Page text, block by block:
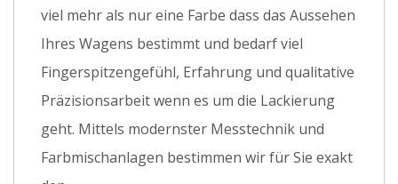
viel mehr als nur eine Farbe dass das Aussehen
Ihres Wagens bestimmt und bedarf viel
Fingerspitzengefühl, Erfahrung und qualitative
Präzisionsarbeit wenn es um die Lackierung
geht. Mittels modernster Messtechnik und
Farbmischanlagen bestimmen wir für Sie exakt